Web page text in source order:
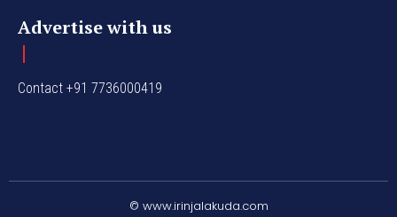
Advertise with us
Contact +91 7736000419
© www.irinjalakuda.com